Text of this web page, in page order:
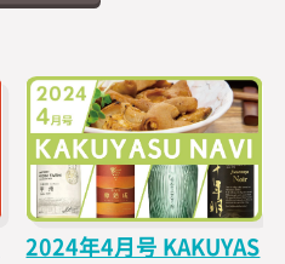
2024年4月号 KAKUYAS